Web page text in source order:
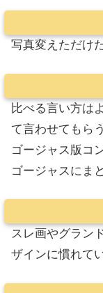
写真変えただけ
比べる言い方は
て言わせてもらう
ゴージャス版コ
ゴージャスにま
スレ画やグラン
ザインに慣れて